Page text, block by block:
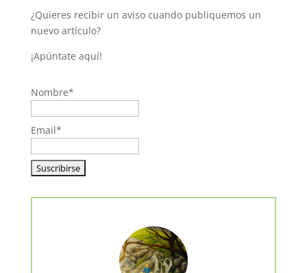
¿Quieres recibir un aviso cuando publiquemos un
nuevo artículo?
¡Apúntate aquí!
Nombre*
Email*